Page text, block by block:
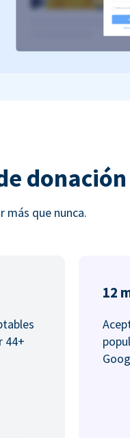
donación
más que nunca.
44+
12